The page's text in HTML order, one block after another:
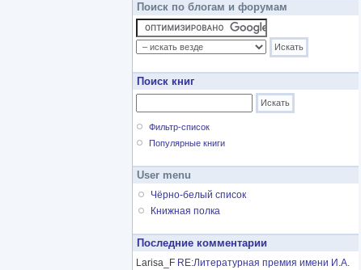
Поиск по блогам и форумам
Поиск книг
Фильтр-список
Популярные книги
User menu
Чёрно-белый список
Книжная полка
Последние комментарии
Larisa_F RE:Литературная премия имени И.А.